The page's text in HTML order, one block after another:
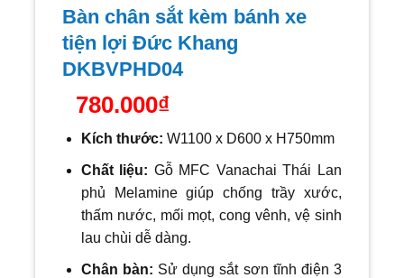
Bàn chân sắt kèm bánh xe
tiện lợi Đức Khang
DKBVPHD04
780.000₫
Kích thước: W1100 x D600 x H750mm
Chất liệu: Gỗ MFC Vanachai Thái Lan
phủ Melamine giúp chống trầy xước,
thấm nước, mối mọt, cong vênh, vệ sinh
lau chùi dễ dàng.
Chân bàn: Sử dụng sắt sơn tĩnh điện 3